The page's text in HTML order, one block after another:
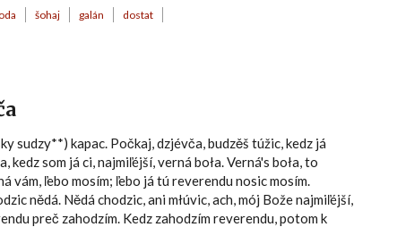
šohaj galán dostat
sudzy**) kapac. Počkaj, dzjévča, budzěš túžic, kedz já
kedz som já ci, najmiľéjší, verná boła. Verná's boła, to
vám, ľebo mosím; ľebo já tú reverendu nosic mosím.
nědá. Nědá chodzic, ani młúvic, ach, mój Bože najmiľéjší,
preč zahodzím. Kedz zahodzím reverendu, potom k